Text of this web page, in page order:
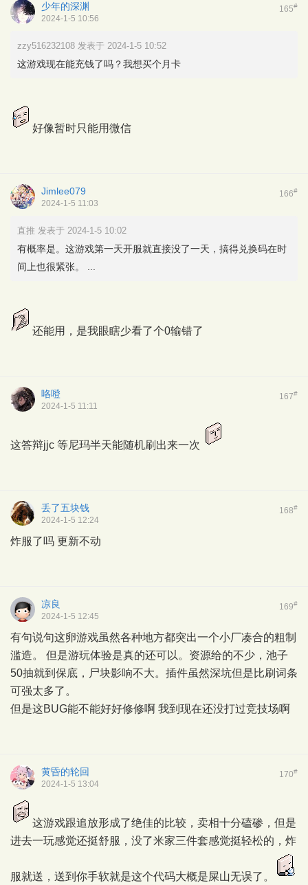
165#
少年的深渊
2024-1-5 10:56
zzy516232108 发表于 2024-1-5 10:52
这游戏现在能充钱了吗？我想买个月卡
好像暂时只能用微信
166#
Jimlee079
2024-1-5 11:03
直推 发表于 2024-1-5 10:02
有概率是。这游戏第一天开服就直接没了一天，搞得兑换码在时
间上也很紧张。 ...
还能用，是我眼瞎少看了个0输错了
167#
咯噔
2024-1-5 11:11
这答辩jjc 等尼玛半天能随机刷出来一次
168#
丢了五块钱
2024-1-5 12:24
炸服了吗 更新不动
169#
凉良
2024-1-5 12:45
有句说句这卵游戏虽然各种地方都突出一个小厂凑合的粗制
滥造。 但是游玩体验是真的还可以。资源给的不少，池子
50抽就到保底，尸块影响不大。插件虽然深坑但是比刷词条
可强太多了。
但是这BUG能不能好好修修啊 我到现在还没打过竞技场啊
170#
黄昏的轮回
2024-1-5 13:04
这游戏跟追放形成了绝佳的比较，卖相十分磕碜，但是
进去一玩感觉还挺舒服，没了米家三件套感觉挺轻松的，炸
服就送，送到你手软就是这个代码大概是屎山无误了。